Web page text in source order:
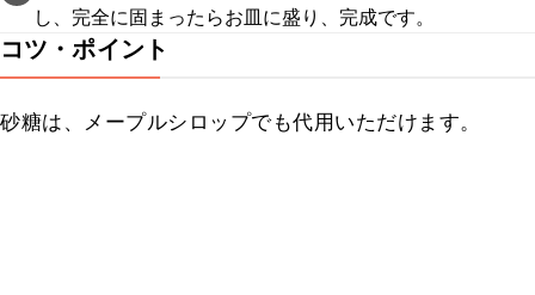
し、完全に固まったらお皿に盛り、完成です。
コツ・ポイント
砂糖は、メープルシロップでも代用いただけます。